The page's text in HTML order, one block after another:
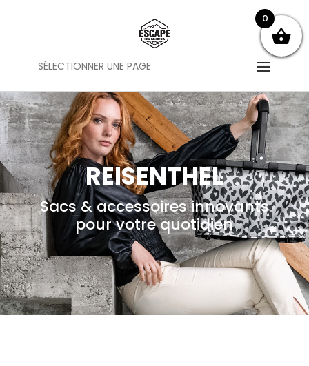
SÉLECTIONNER UNE PAGE
REISENTHEL
Sacs & accessoires innovants
pour votre quotidien
0